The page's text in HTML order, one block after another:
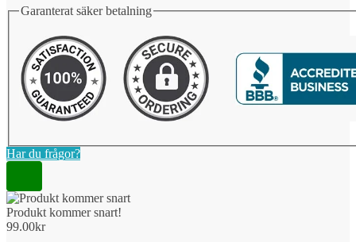
Garanterat säker betalning
Har du frågor?
Produkt kommer snart!
99.00kr